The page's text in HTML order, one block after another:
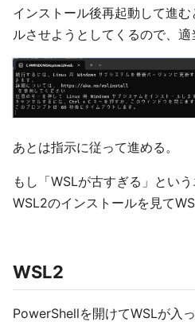
インストール後再起動して進
ルさせようとしてくるので、適
あとは指示に従って進める。
もし「WSLが古すぎる」とい
WSL2のインストールを見て
WSL2
PowerShellを開けてWSLが入っ